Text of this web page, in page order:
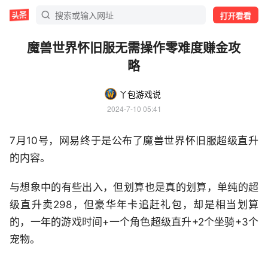
打开看看
魔兽世界怀旧服无需操作零难度赚金攻
略
丫包游戏说
2024-7-10 05:41
7月10号，网易终于是公布了魔兽世界怀旧服超级直升
的内容。
与想象中的有些出入，但划算也是真的划算，单纯的超
级直升卖298，但豪华年卡追赶礼包，却是相当划算
的，一年的游戏时间+一个角色超级直升+2个坐骑+3个
宠物。